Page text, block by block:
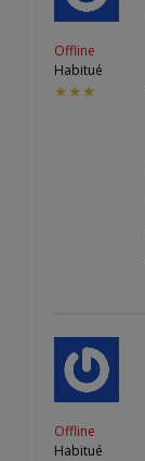
Offline
Habitué
★★★
Offline
Habitué